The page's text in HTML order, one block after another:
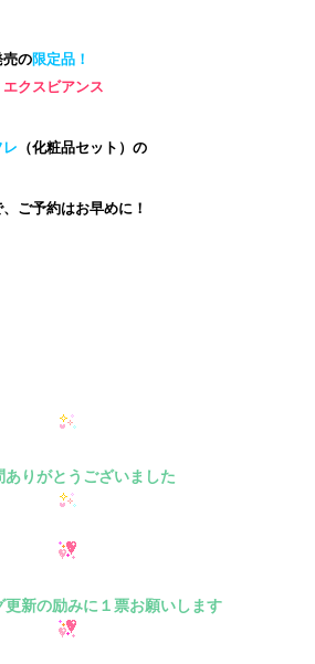
売の限定品！
クスビアンス
（化粧品セット）の
ご予約はお早めに！
ありがとうございました
更新の励みに１票お願いします